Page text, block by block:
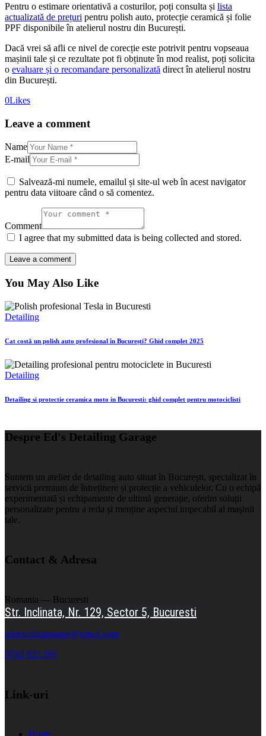
Pentru o estimare orientativă a costurilor, poți consulta și lista
actualizată de prețuri pentru polish auto, protecție ceramică și folie
PPF disponibile în atelierul nostru din București.
Dacă vrei să afli ce nivel de corecție este potrivit pentru vopseaua
mașinii tale și ce rezultate pot fi obținute în mod realist, poți solicita
o evaluare și o recomandare personalizată direct în atelierul nostru
din București.
0Likes
Leave a comment
Name
E-mail
Salvează-mi numele, emailul și site-ul web în acest navigator
pentru data viitoare când o să comentez.
Comment
I agree that my submitted data is being collected and stored.
You May Also Like
Detailing
Cat costă un polish auto profesional în București? Ghid complet 2025
Detailing
Detailing si protectie ceramica moto in Bucuresti: ghid complet pentru motociclisti
Despre Ed's Detailing Garage
Suntem un atelier de detailing auto situat în București, specializat în
servicii premium de întreținere și protecție a vehiculelor. Cu o echipă
experimentată și echipamente de ultimă generație, oferim soluții
personalizate pentru a reda și menține aspectul impecabil al mașinii
tale.
Contact & Adresa
Romania — Bucuresti
Str. Inclinata, Nr. 129, Sector 5, Bucuresti
eddetailinggarage@gmail.com
0762 022 195
Link-uri